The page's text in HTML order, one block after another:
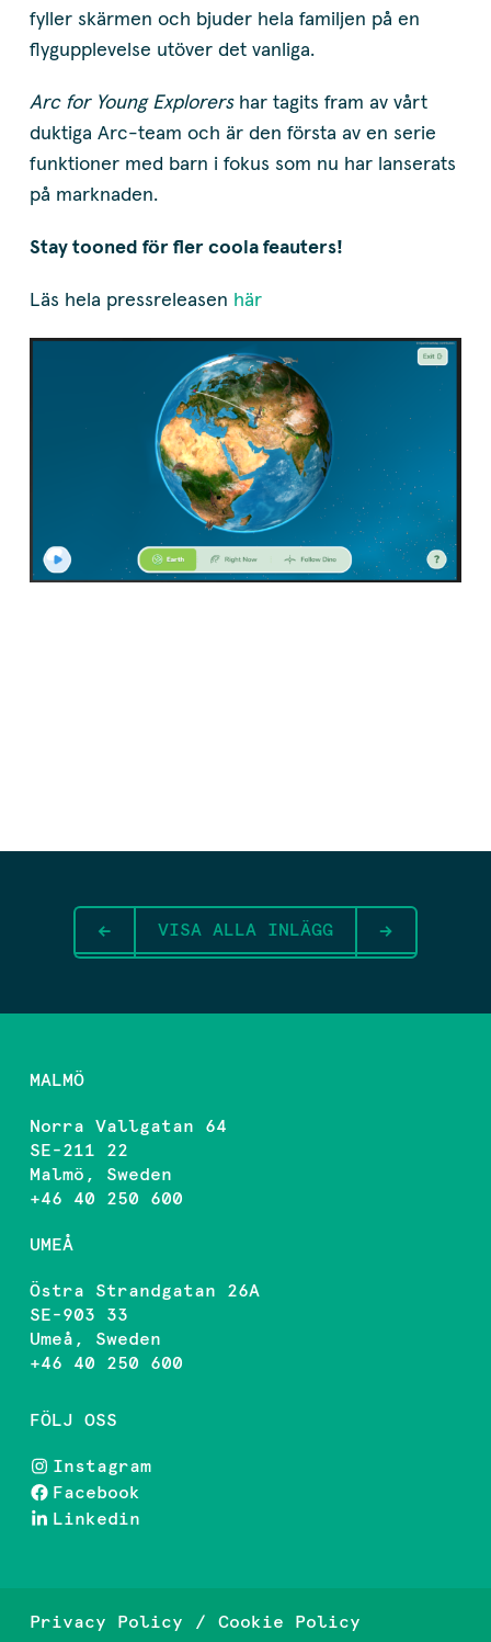
fyller skärmen och bjuder hela familjen på en
flygupplevelse utöver det vanliga.
Arc for Young Explorershar tagits fram av vårt
duktiga Arc-team och är den första av en serie
funktioner med barn i fokus som nu har lanserats
på marknaden.
Stay tooned för fler coola feauters!
Läs hela pressreleasen här
VISA ALLA INLÄGG
MALMÖ
Norra Vallgatan 64
SE-211 22
Malmö, Sweden
+46 40 250 600
UMEÅ
Östra Strandgatan 26A
SE-903 33
Umeå, Sweden
+46 40 250 600
FÖLJ OSS
Instagram
Facebook
Linkedin
Privacy Policy Cookie Policy